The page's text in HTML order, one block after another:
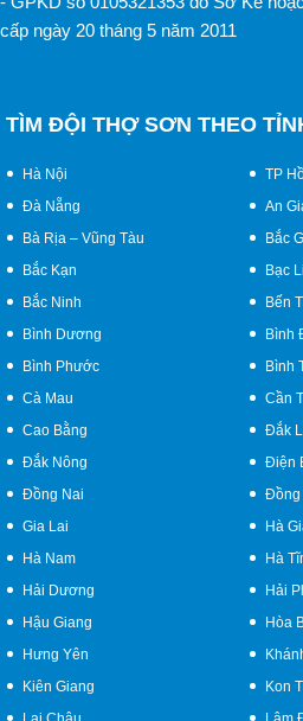
cấp ngày 20 tháng 5 năm 2011
TÌM ĐỘI THỢ SƠN THEO
Hà Nội
TP
Đà Nẵng
An
Bà Rịa – Vũng Tàu
Bắc
Bắc Kạn
Bạc
Bắc Ninh
Bến
Bình Dương
Bình
Bình Phước
Bình
Cà Mau
Cần
Cao Bằng
Đắk
Đắk Nông
Điện
Đồng Nai
Đồng
Gia Lai
Hà
Hà Nam
Hà
Hải Dương
Hải
Hậu Giang
Hòa
Hưng Yên
Kiên Giang
Kon